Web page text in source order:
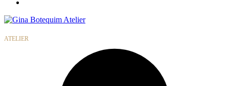
ATELIER